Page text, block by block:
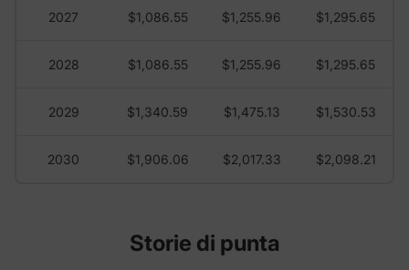
2027 $1,086.55 $1,255.96 $1,295.65
2028 $1,086.55 $1,255.96 $1,295.65
2029 $1,340.59 $1,475.13 $1,530.53
2030 $1,906.06 $2,017.33 $2,098.21
Storie di punta